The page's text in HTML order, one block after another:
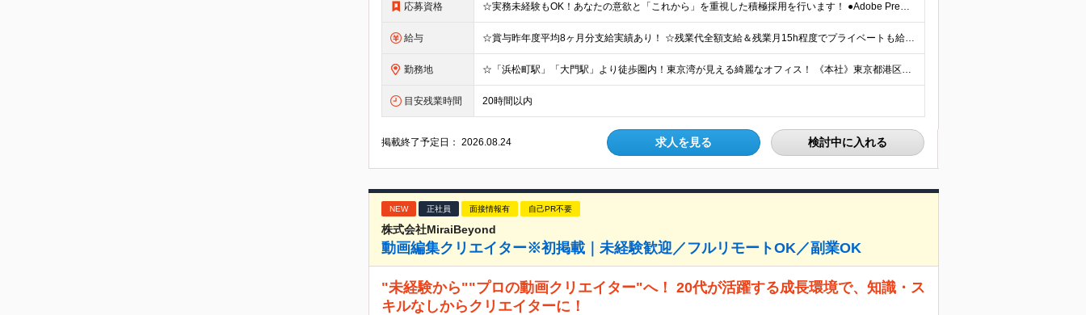
応募資格 ☆実務未経験もOK！あなたの意欲と「これから」を重視した積極採用を行います！ ●Adobe Premiere ProおよびAfter Effectsの使用経験 ∟学校での学習や独学・趣味レベルでもOK
給与 ☆賞与昨年度平均8ヶ月分支給実績あり！ ☆残業代全額支給＆残業月15h程度でプライベートも給与も安定！ ☆賞与支給実績が充実しており、頑張りはしっかり還元されます！ 月給21万円～23万円＋残業代全額
勤務地 ☆「浜松町駅」「大門駅」より徒歩圏内！東京湾が見える綺麗なオフィス！ 《本社》東京都港区海岸1-11-1 ニューピア竹芝ノースタワー5階
目安残業時間 20時間以内
掲載終了予定日：2026.08.24 求人を見る 検討中に入れる
NEW 正社員 面接情報有 自己PR不要
株式会社MiraiBeyond
動画編集クリエイター※初掲載｜未経験歓迎／フルリモートOK／副業OK
"未経験から""プロの動画クリエイター"へ！ 20代が活躍する成長環境で、知識・ス
キルなしからクリエイターに！